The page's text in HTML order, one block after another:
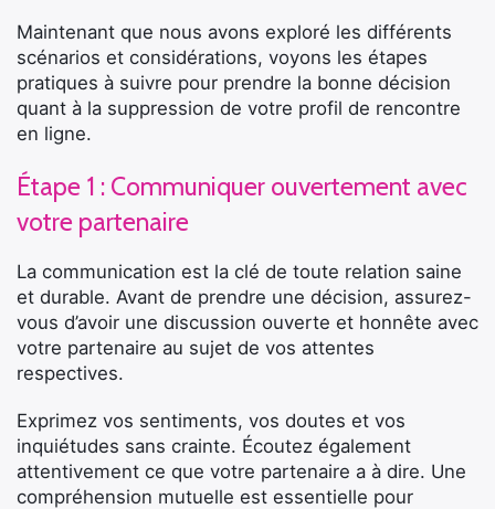
Maintenant que nous avons exploré les différents
scénarios et considérations, voyons les étapes
pratiques à suivre pour prendre la bonne décision
quant à la suppression de votre profil de rencontre
en ligne.
Étape 1 : Communiquer ouvertement avec
votre partenaire
La communication est la clé de toute relation saine
et durable. Avant de prendre une décision, assurez-
vous d’avoir une discussion ouverte et honnête avec
votre partenaire au sujet de vos attentes
respectives.
Exprimez vos sentiments, vos doutes et vos
inquiétudes sans crainte. Écoutez également
attentivement ce que votre partenaire a à dire. Une
compréhension mutuelle est essentielle pour